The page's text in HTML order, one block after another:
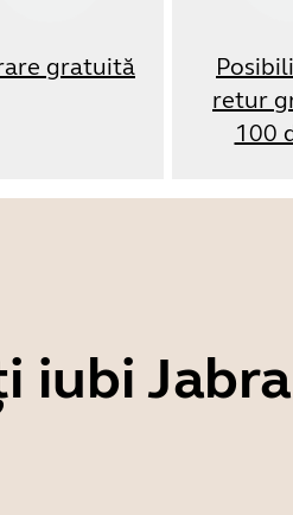
gratuită
retur
100
iubi